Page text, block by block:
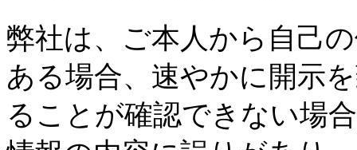
弊社は、ご本人から自己
ある場合、速やかに開示
ることが確認できない場